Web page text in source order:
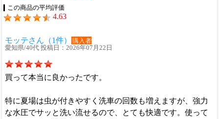
この商品の平均評価
4.63
モッテさん（1件）
購入者
愛知県/40代 投稿日：2026年07月22日
買って本当に良かったです。
特に夏場は虫が付きやすく洗車の回数も増えますが、強力
な水圧でサッと洗い流せるので、とても快適です。使って